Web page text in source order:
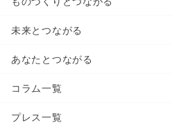
未来とつながる
あなたとつながる
コラム一覧
プレス一覧